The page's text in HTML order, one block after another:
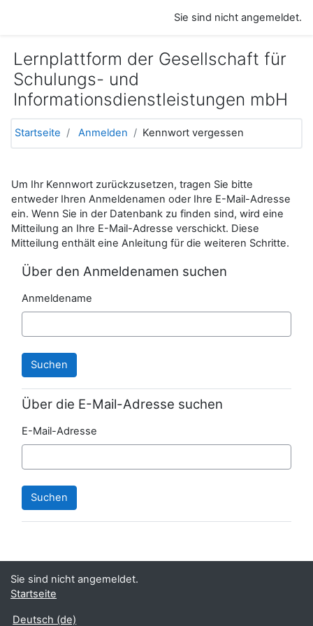
Sie sind nicht angemeldet.
Lernplattform der Gesellschaft für
Schulungs- und
Informationsdienstleistungen mbH
Startseite Anmelden Kennwort vergessen
Um Ihr Kennwort zurückzusetzen, tragen Sie bitte
entweder Ihren Anmeldenamen oder Ihre E-Mail-Adresse
ein. Wenn Sie in der Datenbank zu finden sind, wird eine
Mitteilung an Ihre E-Mail-Adresse verschickt. Diese
Mitteilung enthält eine Anleitung für die weiteren Schritte.
Über den Anmeldenamen suchen
Anmeldename
Über die E-Mail-Adresse suchen
E-Mail-Adresse
Sie sind nicht angemeldet.
Startseite
Deutsch ‎(de)‎